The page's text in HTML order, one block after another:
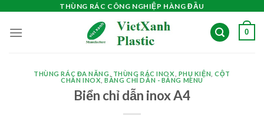
content
THÙNG RÁC CÔNG NGHIỆP HÀNG ĐẦU
0
THÙNG RÁC ĐA NĂNG THÙNG RÁC INOX PHỤ KIỆN ,CỘT
CHẮN INOX ,BẢNG CHỈ DẪN - BẢNG MENU
Biển chỉ dẫn inox A4